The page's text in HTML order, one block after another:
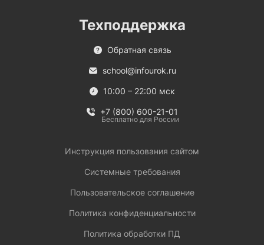
Техподдержка
Обратная связь
school@infourok.ru
10:00 – 22:00 мск
+7 (800) 600-21-01
Бесплатно для России
Инструкция пользования сайтом
Системные требования
Пользовательское соглашение
Политика конфиденциальности
Политика обработки ПД